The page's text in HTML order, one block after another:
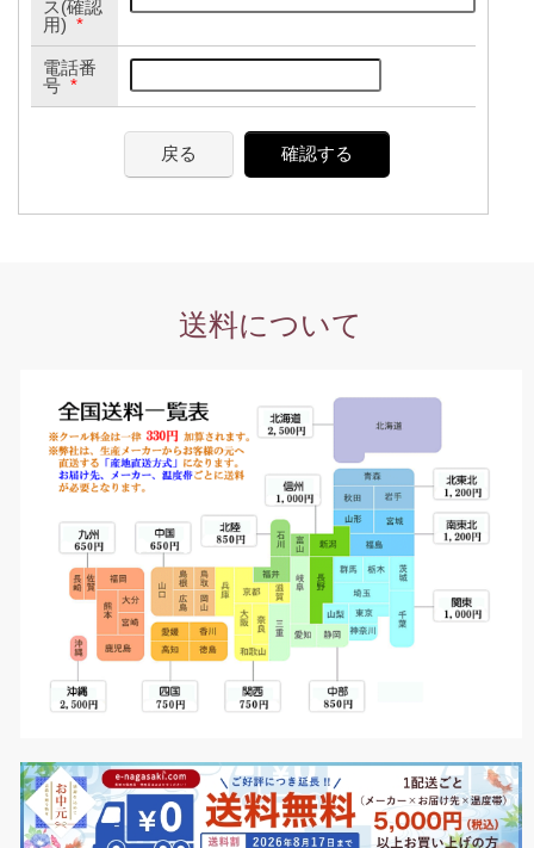
ス(確認
用) *
電話番
号 *
戻る 確認する
送料について